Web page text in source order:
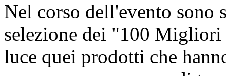
Nel corso dell'evento
selezione dei "100
luce quei prodotti che